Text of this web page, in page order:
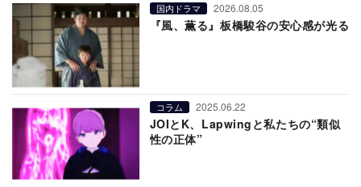
国内ドラマ 2026.08.05
『風、薫る』板橋駿谷の安心感が光る
コラム 2025.06.22
JOIとK、Lapwingと私たちの“類似
性の正体”